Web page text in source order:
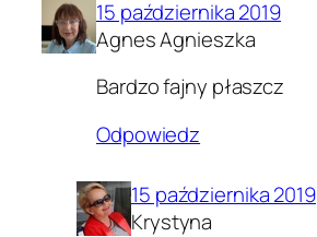
15 października 2019
Agnes Agnieszka
Bardzo fajny płaszcz
Odpowiedz
15 października 2019
Krystyna